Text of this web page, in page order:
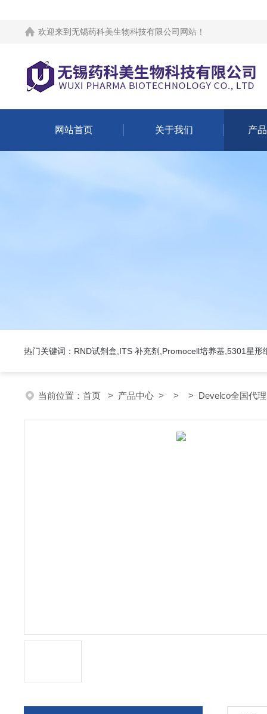
欢迎来到 无锡药科美生物科技有限公司网站 ！
网站首页 关于我们 产
热门关键词：RND试剂盒,ITS 补充剂,Promocell培养基,5301星形
当前位置： 首页 > 产品中心 > > > Develco全国代理